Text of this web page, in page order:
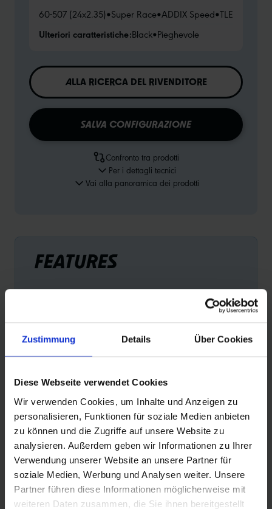
Zustimmung Details Über Cookies
Diese Webseite verwendet Cookies
Wir verwenden Cookies, um Inhalte und Anzeigen zu
personalisieren, Funktionen für soziale Medien anbieten
zu können und die Zugriffe auf unsere Website zu
analysieren. Außerdem geben wir Informationen zu Ihrer
Verwendung unserer Website an unsere Partner für
soziale Medien, Werbung und Analysen weiter. Unsere
Partner führen diese Informationen möglicherweise mit
weiteren Daten zusammen, die Sie ihnen bereitgestellt
60-507 (24x2.35)•Super Race•ADDIX Speed•TLE
Ulteriori caratteristiche:Black•Pieghevole
ALLA RICERCA DEL RIVENDITORE
SALVA CONFIGURAZIONE
Confronto tra prodotti
Per i dettagli tecnici
Vai alla panoramica dei prodotti
FEATURES
alla resistenza al rotolamento e al peso. La costruzione
Super Race definisce gli standard di elasticità:
nessun'altra carcassa scivola così dolcemente sul terreno
e offre così tanta trazione.